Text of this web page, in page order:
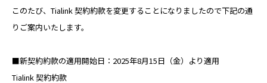
RECRUIT
パートナー募集
PARTNER
このたび、Tialink 契約約款を変更することになりましたので下記の通
りご案内いたします。
■新契約約款の適用開始日：2025年8月15日（金）より適用
Tialink 契約約款